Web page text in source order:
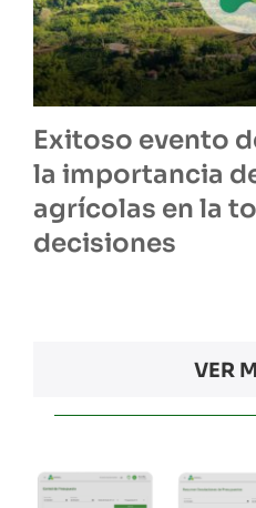
Exitoso evento
la importancia
agrícolas en la
decisiones
VER